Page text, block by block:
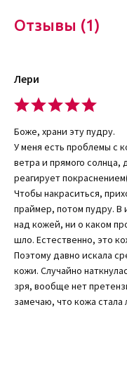
средства. Но, как
применения.
Состав компонентов
экстракт
эффективно
однотонным, гладким
ниацинамид (витамин
гиперпигментации.
а также сокращает
витамины С и Е.
процессы
эпидермиса,
помогает сохранить
активно борясь со
Отзывы (1)
Лери
Боже, храни эту пудру.
У меня есть проблемы с
ветра и прямого
реагирует
Чтобы накраситься,
праймер, потом пудру. В
над кожей, ни о каком
шло. Естественно, это
Поэтому давно искала
кожи. Случайно
зря, вообще нет
замечаю, что кожа стала